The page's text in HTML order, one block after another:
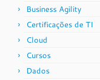
Business Agility
Certificações de TI
Cloud
Cursos
Dados